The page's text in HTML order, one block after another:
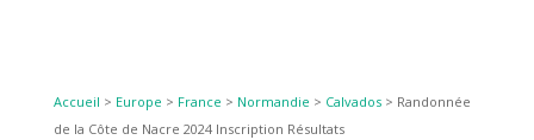
Accueil > Europe > France > Normandie > Calvados> Randonnée
de la Côte de Nacre 2024 Inscription Résultats